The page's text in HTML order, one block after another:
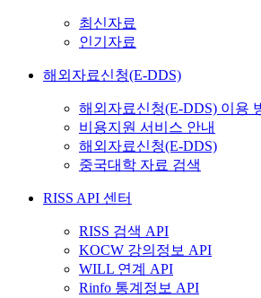
최신자료
인기자료
해외자료신청(E-DDS)
해외자료신청(E-DDS) 이용
비용지원 서비스 안내
해외자료신청(E-DDS)
중국대학 자료 검색
RISS API 센터
RISS 검색 API
KOCW 강의정보 API
WILL 연계 API
Rinfo 통계정보 API